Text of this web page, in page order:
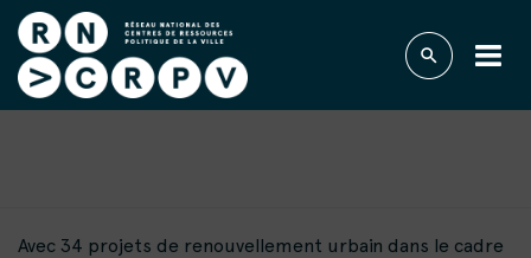
Avec 34 projets de renouvellement urbain dans le cadre